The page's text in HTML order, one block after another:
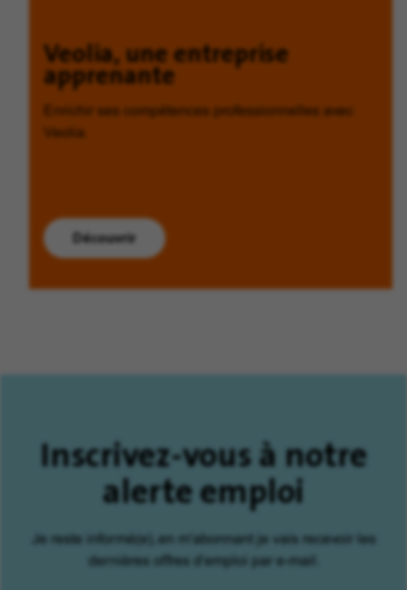
Veolia, une entreprise
apprenante
Enrichir ses compétences professionnelles avec
Veolia.
Découvrir
Inscrivez-vous à notre
alerte emploi
Je reste informé(e), en m'abonnant je vais recevoir les
dernières offres d'emploi par e-mail.